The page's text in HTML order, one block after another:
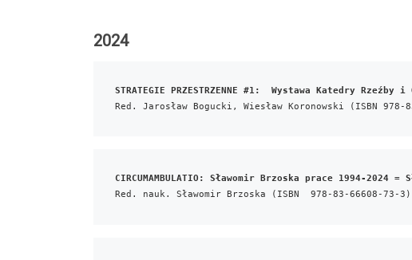
2024
STRATEGIE PRZESTRZENNE #1:  Wystawa Katedry
Red. Jarosław Bogucki, Wiesław Koronowski (ISBN 978-
CIRCUMAMBULATIO: Sławomir Brzoska prace 1994-2024
Red. nauk. Sławomir Brzoska (ISBN  978-83-66608-73-3)